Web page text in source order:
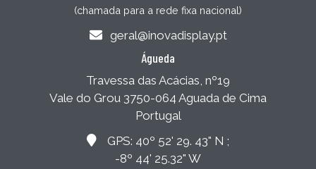
(chamada para a rede fixa nacional)
geral@inovadisplay.pt
Águeda
Travessa das Acácias, nº19
Vale do Grou 3750-064 Aguada de Cima
Portugal
GPS: 40º 52' 29. 43" N ;
-8º 44' 25.32" W